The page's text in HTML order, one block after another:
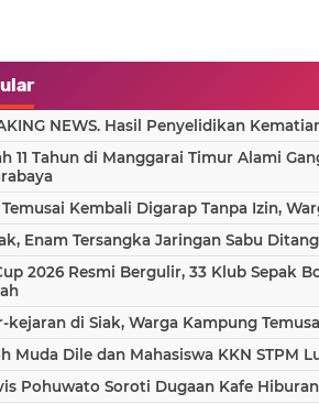
NEWS. Hasil Penyelidikan
11 Tahun di Manggarai Timur Alami
Temusai Kembali Digarap Tanpa Izin,
Enam Tersangka Jaringan Sabu
2026 Resmi Bergulir, 33 Klub Sepak
kejaran di Siak, Warga Kampung
Muda Dile dan Mahasiswa KKN STPM
Pohuwato Soroti Dugaan Kafe